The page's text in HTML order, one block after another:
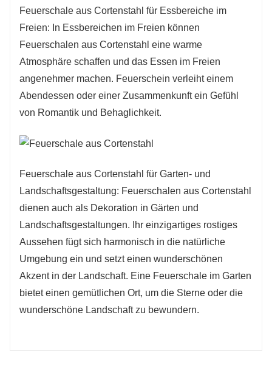
Feuerschale aus Cortenstahl für Essbereiche im
Freien: In Essbereichen im Freien können
Feuerschalen aus Cortenstahl eine warme
Atmosphäre schaffen und das Essen im Freien
angenehmer machen. Feuerschein verleiht einem
Abendessen oder einer Zusammenkunft ein Gefühl
von Romantik und Behaglichkeit.
Feuerschale aus Cortenstahl für Garten- und
Landschaftsgestaltung: Feuerschalen aus Cortenstahl
dienen auch als Dekoration in Gärten und
Landschaftsgestaltungen. Ihr einzigartiges rostiges
Aussehen fügt sich harmonisch in die natürliche
Umgebung ein und setzt einen wunderschönen
Akzent in der Landschaft. Eine Feuerschale im Garten
bietet einen gemütlichen Ort, um die Sterne oder die
wunderschöne Landschaft zu bewundern.